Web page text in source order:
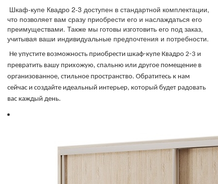
Шкаф-купе Квадро 2-3 доступен в стандартной комплектации,
что позволяет вам сразу приобрести его и наслаждаться его
преимуществами. Также мы готовы изготовить его под заказ,
учитывая ваши индивидуальные предпочтения и потребности.
Не упустите возможность приобрести шкаф-купе Квадро 2-3 и
превратить вашу прихожую, спальню или другое помещение в
организованное, стильное пространство. Обратитесь к нам
сейчас и создайте идеальный интерьер, который будет радовать
вас каждый день.